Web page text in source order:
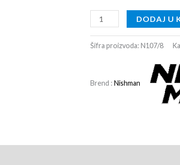
DODAJ U
Šifra proizvoda:N107/8
Brend :Nishman